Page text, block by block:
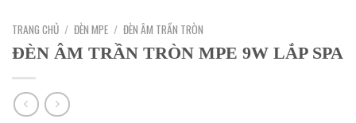
TRANG CHỦ / ĐÈN MPE / ĐÈN ÂM TRẦN TRÒN
ĐÈN ÂM TRẦN TRÒN MPE 9W LẮP SPA